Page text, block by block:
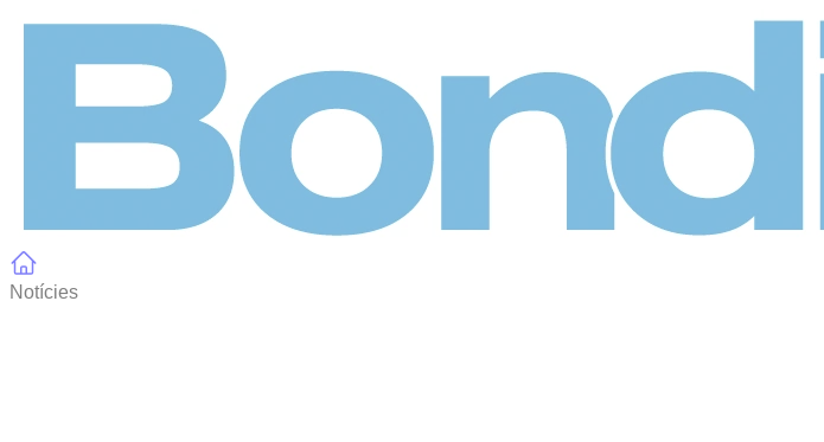
Notícies